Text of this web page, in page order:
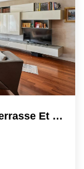
Neuilly : 80 M² Lumineux Avec Terrasse Et Vue Sans Vis-À-Vis